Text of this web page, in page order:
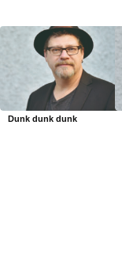
Dunk dunk dunk